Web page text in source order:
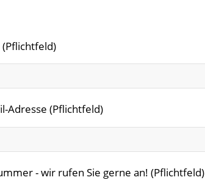
Adresse (Pflichtfeld)
- wir rufen Sie gerne an! (Pflichtfeld)